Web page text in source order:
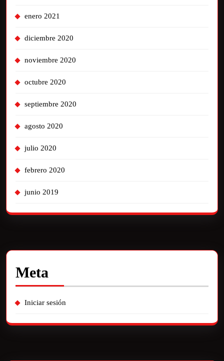
enero 2021
diciembre 2020
noviembre 2020
octubre 2020
septiembre 2020
agosto 2020
julio 2020
febrero 2020
junio 2019
Meta
Iniciar sesión